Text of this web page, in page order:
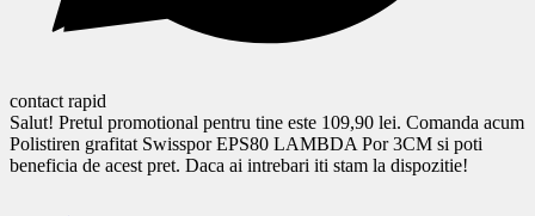
contact rapid
Salut! Pretul promotional pentru tine este 109,90 lei. Comanda acum
Polistiren grafitat Swisspor EPS80 LAMBDA Por 3CM si poti
beneficia de acest pret. Daca ai intrebari iti stam la dispozitie!